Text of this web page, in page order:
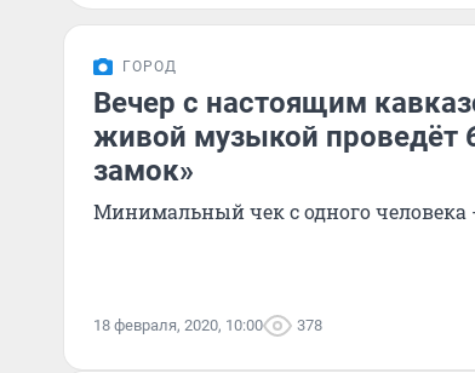
ГОРОД
Вечер с настоящим
живой музыкой проведёт
замок»
Минимальный чек с одного человека
18 февраля, 2020, 10:00 378